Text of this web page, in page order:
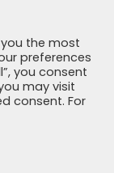
the most
preferences
you consent
may visit
consent. For